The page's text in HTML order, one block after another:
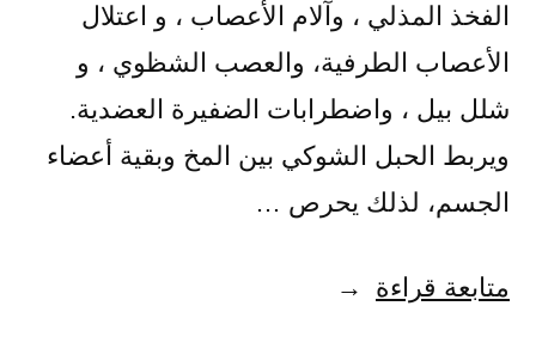
الفخذ المذلي ، وآلام الأعصاب ، و اعتلال
الأعصاب الطرفية، والعصب الشظوي ، و
شلل بيل ، واضطرابات الضفيرة العضدية.
ويربط الحبل الشوكي بين المخ وبقية أعضاء
الجسم، لذلك يحرص …
متابعة قراءة